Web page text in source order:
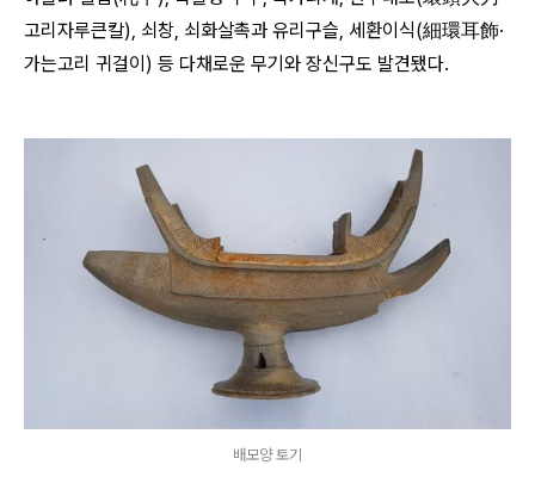
고리자루큰칼), 쇠창, 쇠화살촉과 유리구슬, 세환이식(細環耳飾·
가는고리 귀걸이) 등 다채로운 무기와 장신구도 발견됐다.
배모양 토기